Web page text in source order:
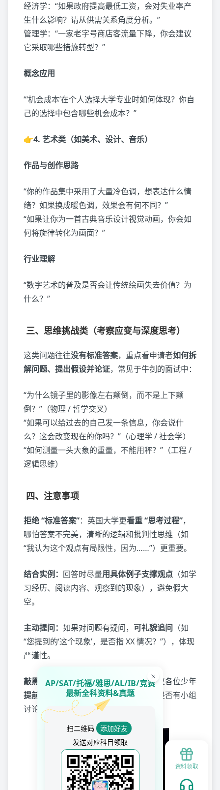
经济学：“如果政府提高最低工资，会对失业率产
生什么影响？请从供需关系角度分析。”
管理学：“一家老字号商店客流量下降，你会建议
它采取哪些措施转型？”
概念应用
“‘机会成本’在个人选择大学专业时如何体现？你自
己的选择中包含哪些机会成本？”
👉4. 艺术类（如美术、设计、音乐）
作品与创作思路
“你的作品集中采用了大量冷色调，想表达什么情
绪？如果换成暖色调，效果会有何不同？”
“如果让你为一首古典音乐设计视觉动画，你会如
何将旋律转化为画面？”
行业理解
“数字艺术的普及是否会让传统绘画失去价值？为
什么？”
三、思维挑战类（考察应变与深度思考）
这类问题往往没有标准答案，重点看申请者如何拆
解问题、提出假设并论证，常见于牛剑的面试中：
“为什么镜子里的影像左右颠倒，而不是上下颠
倒？”（物理 / 哲学交叉）
“如果可以给过去的自己发一条信息，你会说什
么？这会改变现在的你吗？”（心理学 / 社会学）
“如何测量一头大象的重量，不能用秤？”（工程 /
逻辑思维）
四、注意事项
拒绝 “标准答案”：英国大学更看重 “思考过程”，
哪怕答案不完美，清晰的逻辑和批判性思维（如
“我认为这个观点有局限性，因为……”）更重要。
结合实例： 回答时尽量用具体例子支撑观点 （如学
习经历、阅读内容、观察到的现象），避免假大
空。
主动提问： 如果对问题有疑问， 可礼貌追问 （如
“您提到的‘这个现象’，是否指 XX 情况？”），体现
严谨性。
敲黑板：不同大学的风格差异较大，建议各位少年
提前做功课，总结梦校的面试偏好（如是否有小组
讨论、实践任务等），并
资料领取
AP/SAT/托福/雅思/AL/IB/竞赛
最新全科资料&真题
扫二维码
添加好友
发送对应科目领取